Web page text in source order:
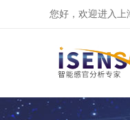
您好，欢迎进入上